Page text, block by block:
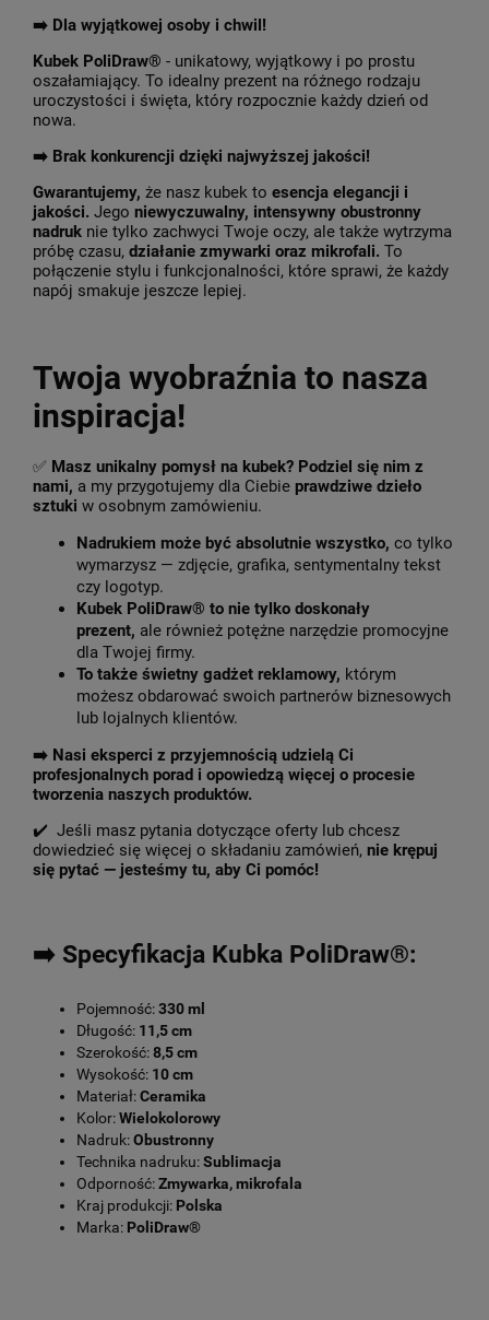
➡️ Dla wyjątkowej osoby i chwil!
Kubek PoliDraw® - unikatowy, wyjątkowy i po prostu
oszałamiający. To idealny prezent na różnego rodzaju
uroczystości i święta, który rozpocznie każdy dzień od
nowa.
➡️ Brak konkurencji dzięki najwyższej jakości!
Gwarantujemy, że nasz kubek to esencja elegancji i
jakości. Jego niewyczuwalny, intensywny obustronny
nadruk nie tylko zachwyci Twoje oczy, ale także wytrzyma
próbę czasu, działanie zmywarki oraz mikrofali. To
połączenie stylu i funkcjonalności, które sprawi, że każdy
napój smakuje jeszcze lepiej.
Twoja wyobraźnia to nasza
inspiracja!
✅ Masz unikalny pomysł na kubek? Podziel się nim z
nami, a my przygotujemy dla Ciebie prawdziwe dzieło
sztuki w osobnym zamówieniu.
Nadrukiem może być absolutnie wszystko, co tylko
wymarzysz — zdjęcie, grafika, sentymentalny tekst
czy logotyp.
Kubek PoliDraw® to nie tylko doskonały
prezent, ale również potężne narzędzie promocyjne
dla Twojej firmy.
To także świetny gadżet reklamowy, którym
możesz obdarować swoich partnerów biznesowych
lub lojalnych klientów.
➡️ Nasi eksperci z przyjemnością udzielą Ci
profesjonalnych porad i opowiedzą więcej o procesie
tworzenia naszych produktów.
✔️ Jeśli masz pytania dotyczące oferty lub chcesz
dowiedzieć się więcej o składaniu zamówień, nie krępuj
się pytać — jesteśmy tu, aby Ci pomóc!
➡️ Specyfikacja Kubka PoliDraw®:
Pojemność:330 ml
Długość: 11,5 cm
Szerokość:8,5 cm
Wysokość: 10 cm
Materiał:Ceramika
Kolor:Wielokolorowy
Nadruk:Obustronny
Technika nadruku:Sublimacja
Odporność:Zmywarka, mikrofala
Kraj produkcji: Polska
Marka: PoliDraw®